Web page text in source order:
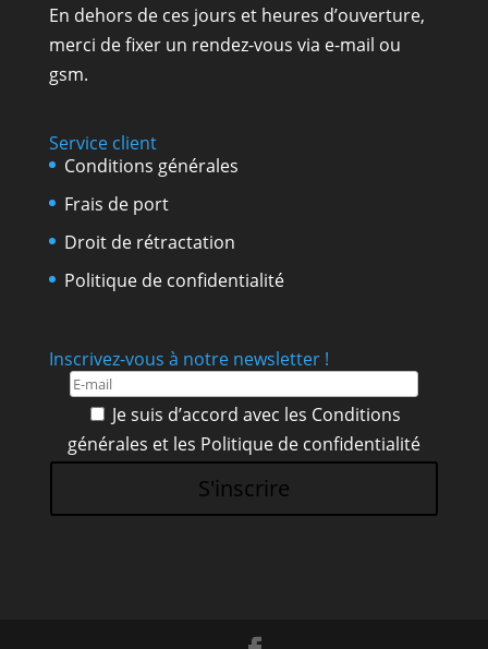
En dehors de ces jours et heures d’ouverture,
merci de fixer un rendez-vous via e-mail ou
gsm.
Service client
Conditions générales
Frais de port
Droit de rétractation
Politique de confidentialité
Inscrivez-vous à notre newsletter !
Je suis d’accord avec les Conditions
générales et les Politique de confidentialité
S'inscrire